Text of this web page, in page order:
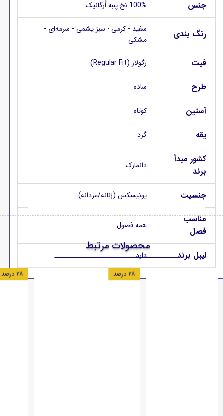
جنس 100% نخ پنبه اُرگانیک
رنگ بندی
سفید - کرمی - سبز یشمی - سرمه‌ای -
مشکی
فیت رگولار (Regular Fit)
طرح ساده
آستین کوتاه
یقه گرد
کشور مبدأ
برند
دانمارک
جنسیت یونیسکس (زنانه/مردانه)
مناسب
فصل
همه فصول
لیبل برند دارد
محصولات مرتبط